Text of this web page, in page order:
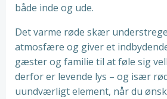
både inde og ude.
Det varme røde skær
atmosfære og giver et
gæster og familie til at føle sig
derfor er levende lys – og især
uundværligt element, når du